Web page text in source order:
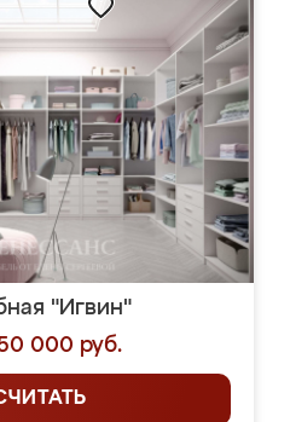
"Игвин"
000 руб.